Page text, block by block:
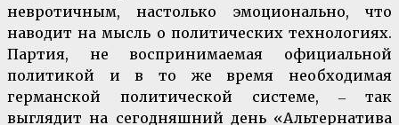
невротичным, настолько эмоционально, что
наводит на мысль о политических технологиях.
Партия, не воспринимаемая официальной
политикой и в то же время необходимая
германской политической системе, ‒ так
выглядит на сегодняшний день «Альтернатива